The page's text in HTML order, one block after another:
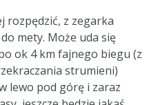
rozpędzić, z zegarka
mety. Może uda się
ok 4 km fajnego biegu (z
strumieni)
lewo pod górę i zaraz